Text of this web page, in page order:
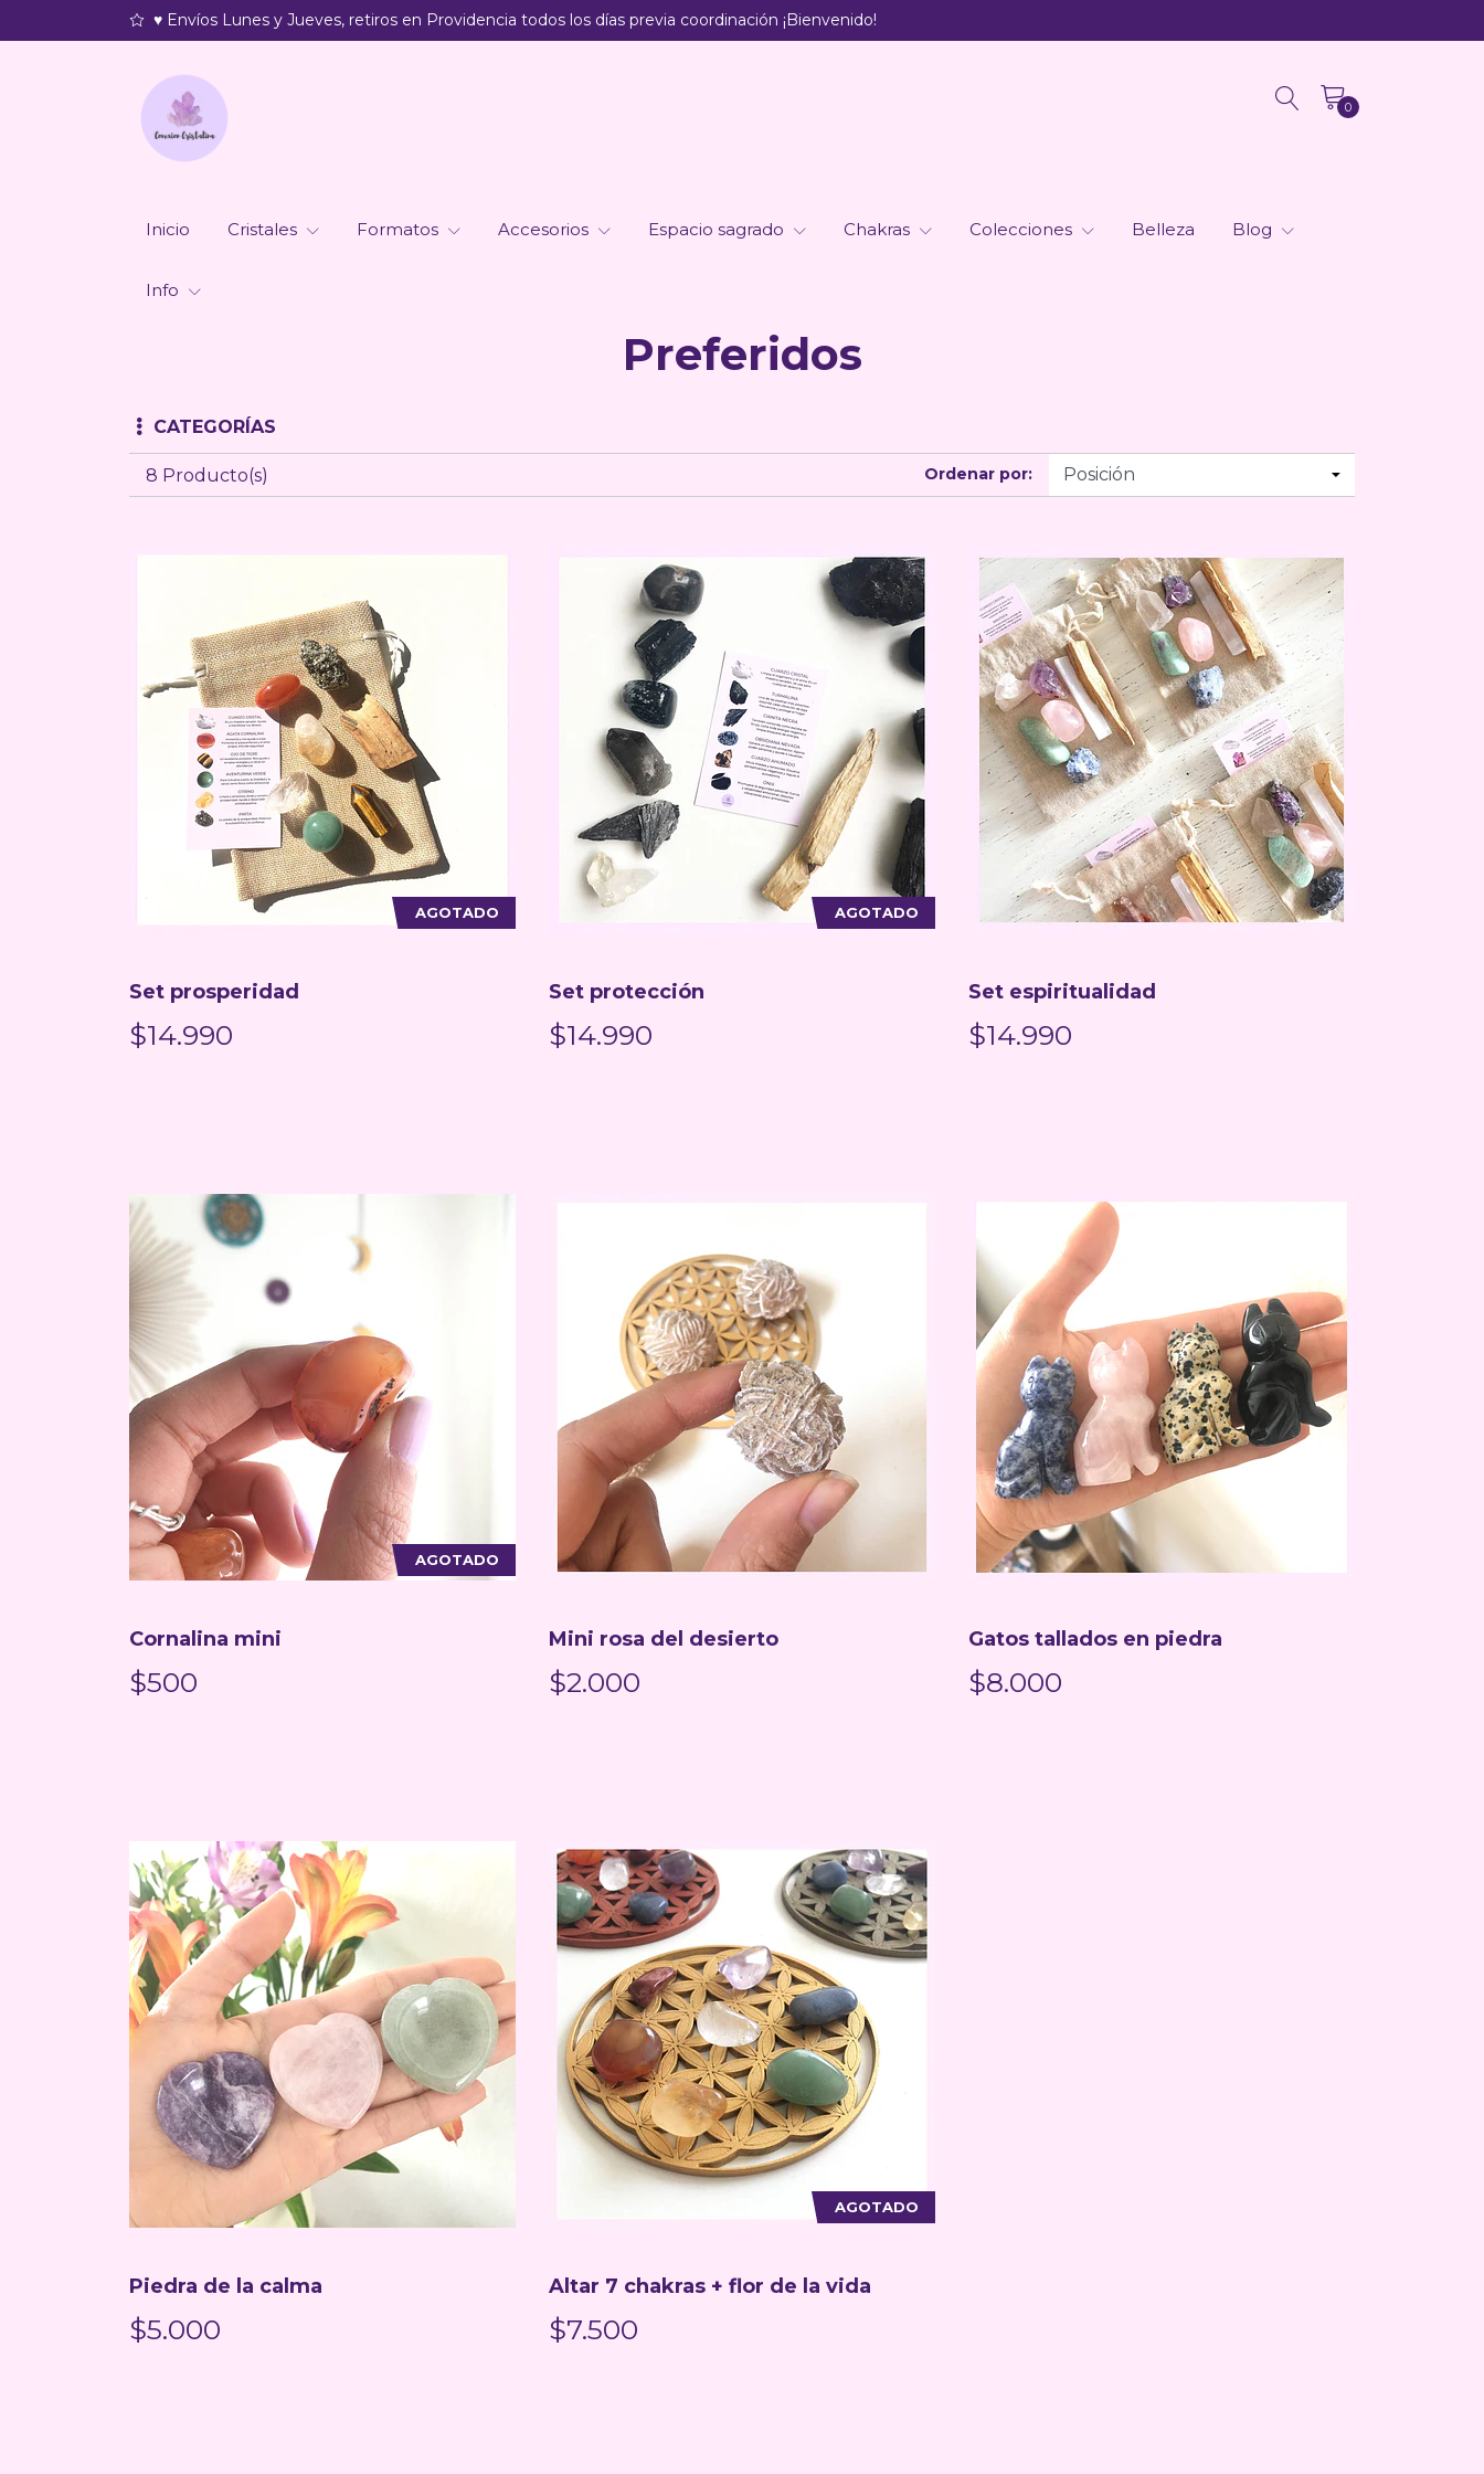
♥ Envíos Lunes y Jueves, retiros en Providencia todos los días previa coordinación ¡Bienvenido!
0
Inicio Cristales Formatos Accesorios Espacio sagrado Chakras Colecciones Belleza Blog
Info
Preferidos
CATEGORÍAS
8 Producto(s) Ordenar por:
AGOTADO
Set prosperidad
$14.990
AGOTADO
Set protección
$14.990
Set espiritualidad
$14.990
AGOTADO
Cornalina mini
$500
Mini rosa del desierto
$2.000
Gatos tallados en piedra
$8.000
Piedra de la calma
$5.000
AGOTADO
Altar 7 chakras + flor de la vida
$7.500